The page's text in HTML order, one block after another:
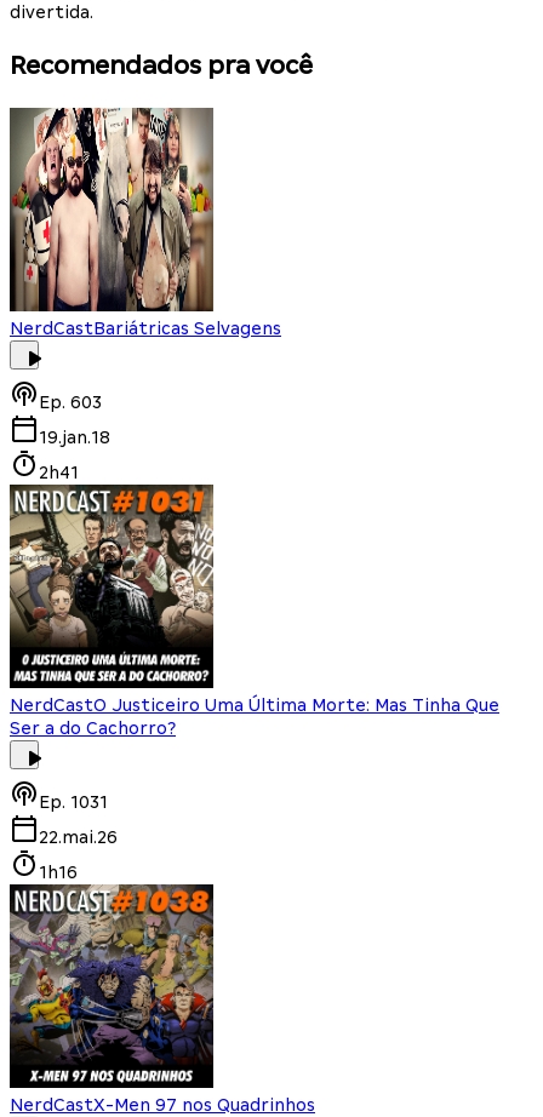
divertida.
Recomendados pra você
NerdCastBariátricas Selvagens
Ep. 603
19.jan.18
2h41
NerdCastO Justiceiro Uma Última Morte: Mas Tinha Que
Ser a do Cachorro?
Ep. 1031
22.mai.26
1h16
NerdCastX-Men 97 nos Quadrinhos